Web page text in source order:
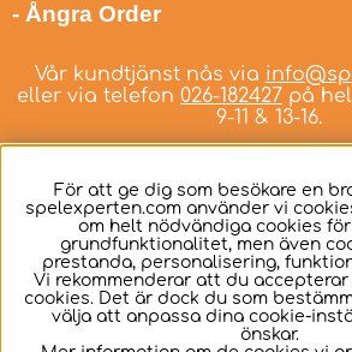
- Ångra Order
Vår kundtjänst nås via
eller via telefon 026-182427 på
9-11 & 13-16.
Svenska
För att ge dig som besökare en
spelexperten.com använder vi
om helt nödvändiga cookies
grundfunktionalitet, men även
prestanda, personalisering,
Vi rekommenderar att du
cookies. Det är dock du som
välja att anpassa dina cookie-
önskar.